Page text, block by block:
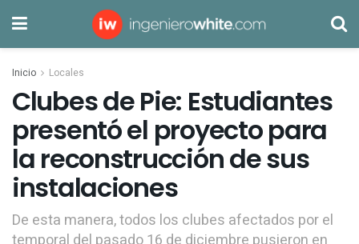
Inicio Locales
Clubes de Pie: Estudiantes
presentó el proyecto para
la reconstrucción de sus
instalaciones
De esta manera, todos los clubes afectados por el